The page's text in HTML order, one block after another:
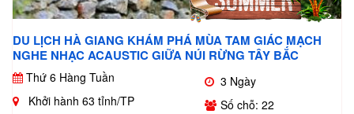
DU LỊCH HÀ GIANG KHÁM PHÁ MÙA TAM GIÁC MẠCH
NGHE NHẠC ACAUSTIC GIỮA NÚI RỪNG TÂY BẮC
Thứ 6 Hàng Tuần
3 Ngày
Khởi hành 63 tỉnh/TP
Số chỗ: 22